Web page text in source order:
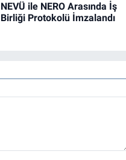
NEVÜ ile NERO Arasında İş
Birliği Protokolü İmzalandı